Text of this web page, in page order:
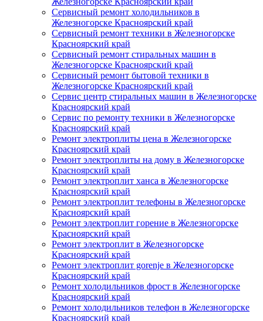
Сервисный ремонт холодильников в
Железногорске Красноярский край
Сервисный ремонт техники в Железногорске
Красноярский край
Сервисный ремонт стиральных машин в
Железногорске Красноярский край
Сервисный ремонт бытовой техники в
Железногорске Красноярский край
Сервис центр стиральных машин в Железногорске
Красноярский край
Сервис по ремонту техники в Железногорске
Красноярский край
Ремонт электроплиты цена в Железногорске
Красноярский край
Ремонт электроплиты на дому в Железногорске
Красноярский край
Ремонт электроплит ханса в Железногорске
Красноярский край
Ремонт электроплит телефоны в Железногорске
Красноярский край
Ремонт электроплит горение в Железногорске
Красноярский край
Ремонт электроплит в Железногорске
Красноярский край
Ремонт электроплит gorenje в Железногорске
Красноярский край
Ремонт холодильников фрост в Железногорске
Красноярский край
Ремонт холодильников телефон в Железногорске
Красноярский край